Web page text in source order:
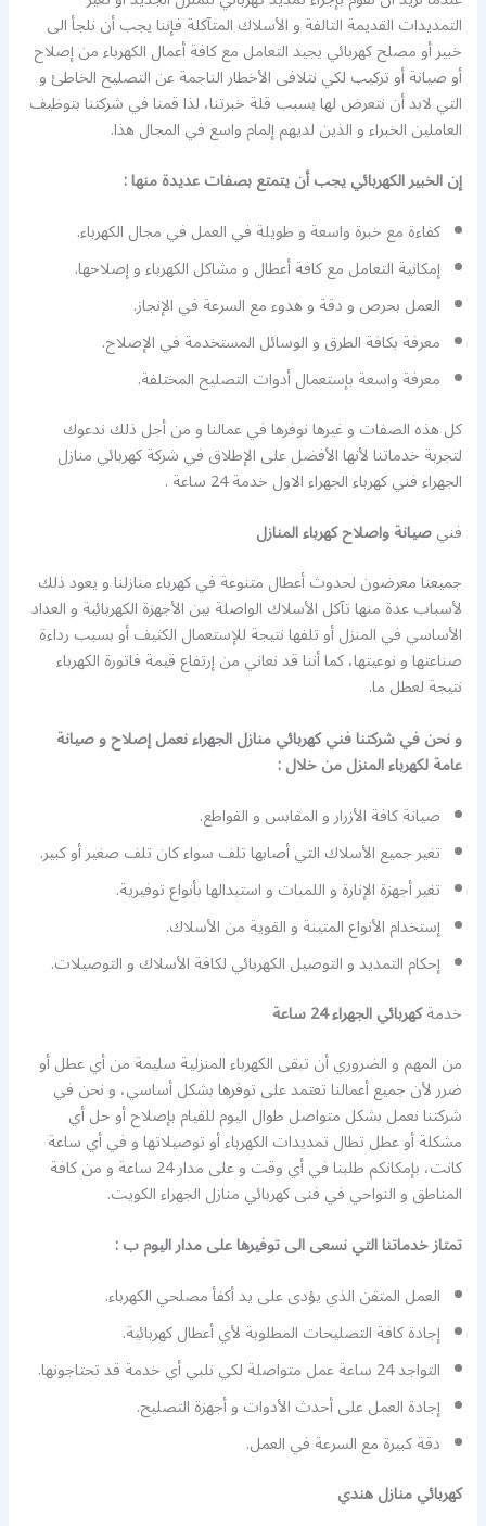
التمديدات القديمة التالفة و الأسلاك المتآكلة فإننا يجب أن نلجأ الى
خبير أو مصلح كهربائي يجيد التعامل مع كافة أعمال الكهرباء من إصلاح
أو صيانة أو تركيب لكي نتلافى الأخطار الناجمة عن التصليح الخاطئ و
التي لابد أن نتعرض لها بسبب قلة خبرتنا، لذا قمنا في شركتنا بتوظيف
العاملين الخبراء و الذين لديهم إلمام واسع في المجال هذا.
إن الخبير الكهربائي يجب أن يتمتع بصفات عديدة منها :
كفاءة مع خبرة واسعة و طويلة في العمل في مجال الكهرباء.
إمكانية التعامل مع كافة أعطال و مشاكل الكهرباء و إصلاحها.
العمل بحرص و دقة و هدوء مع السرعة في الإنجاز.
معرفة بكافة الطرق و الوسائل المستخدمة في الإصلاح.
معرفة واسعة بإستعمال أدوات التصليح المختلفة.
كل هذه الصفات و غيرها نوفرها في عمالنا و من أجل ذلك ندعوك
لتجربة خدماتنا لأنها الأفضل على الإطلاق في شركة كهربائي منازل
الجهراء فني كهرباء الجهراء الاول خدمة 24 ساعة .
فنيصيانة واصلاح كهرباء المنازل
جميعنا معرضون لحدوث أعطال متنوعة في كهرباء منازلنا و يعود ذلك
لأسباب عدة منها تآكل الأسلاك الواصلة بين الأجهزة الكهربائية و العداد
الأساسي في المنزل أو تلفها نتيجة للإستعمال الكثيف أو بسبب رداءة
صناعتها و نوعيتها، كما أننا قد نعاني من إرتفاع قيمة فاتورة الكهرباء
نتيجة لعطل ما.
و نحن في شركتنا فني كهربائي منازل الجهراء نعمل إصلاح و صيانة
عامة لكهرباء المنزل من خلال :
صيانة كافة الأزرار و المقابس و القواطع.
تغير جميع الأسلاك التي أصابها تلف سواء كان تلف صغير أو كبير.
تغير أجهزة الإنارة و اللمبات و استبدالها بأنواع توفيرية.
إستخدام الأنواع المتينة و القوية من الأسلاك.
إحكام التمديد و التوصيل الكهربائي لكافة الأسلاك و التوصيلات.
خدمةكهربائي الجهراء 24 ساعة
من المهم و الضروري أن تبقى الكهرباء المنزلية سليمة من أي عطل أو
ضرر لأن جميع أعمالنا تعتمد على توفرها بشكل أساسي، و نحن في
شركتنا نعمل بشكل متواصل طوال اليوم للقيام بإصلاح أو حل أي
مشكلة أو عطل تطال تمديدات الكهرباء أو توصيلاتها و في أي ساعة
كانت، بإمكانكم طلبنا في أي وقت و على مدار 24 ساعة و من كافة
المناطق و النواحي في فنى كهربائي منازل الجهراء الكويت.
تمتاز خدماتنا التي نسعى الى توفيرها على مدار اليوم ب :
العمل المتقن الذي يؤدى على يد أكفأ مصلحي الكهرباء.
إجادة كافة التصليحات المطلوبة لأي أعطال كهربائية.
التواجد 24 ساعة عمل متواصلة لكي نلبي أي خدمة قد تحتاجونها.
إجادة العمل على أحدث الأدوات و أجهزة التصليح.
دقة كبيرة مع السرعة في العمل.
كهربائي منازل هندي